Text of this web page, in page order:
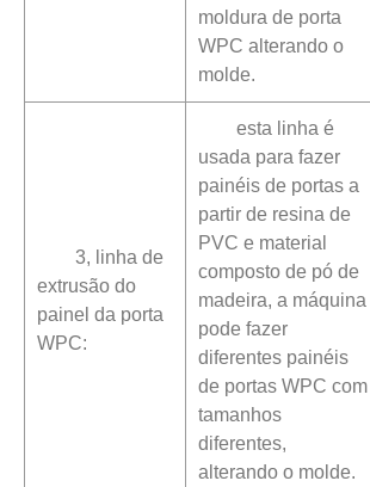
moldura de porta
WPC alterando o
molde.
3, linha de
extrusão do
painel da porta
WPC:
esta linha é
usada para fazer
painéis de portas a
partir de resina de
PVC e material
composto de pó de
madeira, a máquina
pode fazer
diferentes painéis
de portas WPC com
tamanhos
diferentes,
alterando o molde.